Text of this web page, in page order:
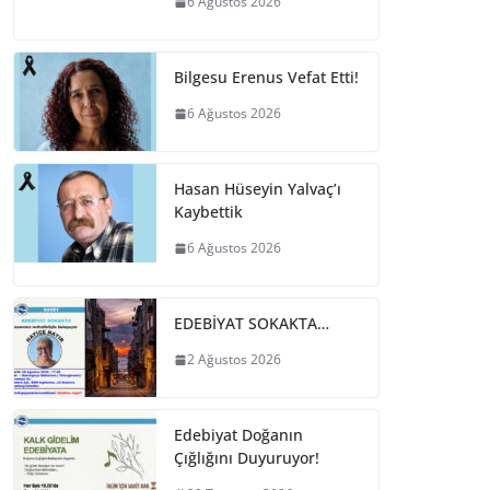
Bilgesu Erenus Vefat Etti!
6 Ağustos 2026
Hasan Hüseyin Yalvaç’ı
Kaybettik
6 Ağustos 2026
EDEBİYAT SOKAKTA…
2 Ağustos 2026
Edebiyat Doğanın
Çığlığını Duyuruyor!